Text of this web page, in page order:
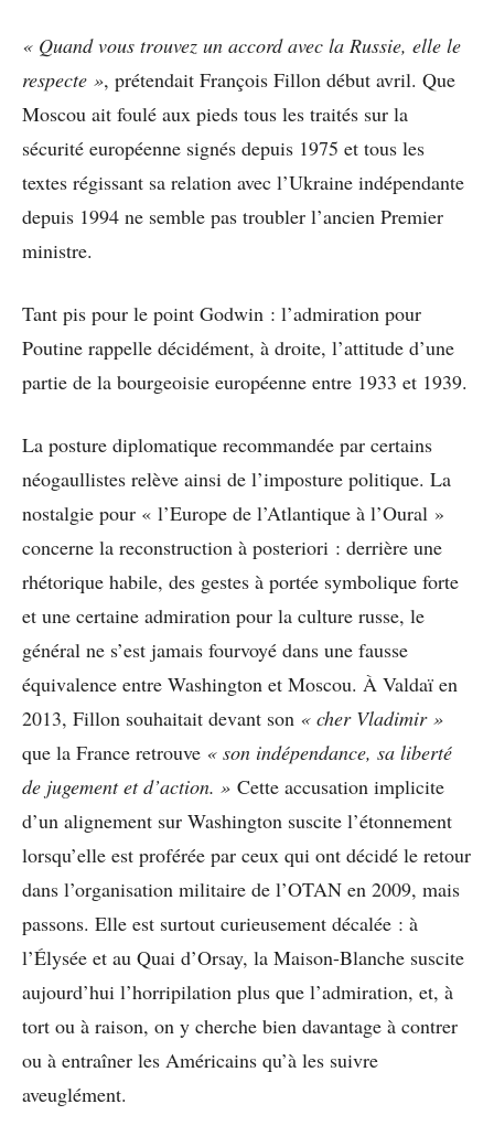
« Quand vous trouvez un accord avec la Russie, elle le
respecte », prétendait François Fillon début avril. Que
Moscou ait foulé aux pieds tous les traités sur la
sécurité européenne signés depuis 1975 et tous les
textes régissant sa relation avec l’Ukraine indépendante
depuis 1994 ne semble pas troubler l’ancien Premier
ministre.
Tant pis pour le point Godwin : l’admiration pour
Poutine rappelle décidément, à droite, l’attitude d’une
partie de la bourgeoisie européenne entre 1933 et 1939.
La posture diplomatique recommandée par certains
néogaullistes relève ainsi de l’imposture politique. La
nostalgie pour « l’Europe de l’Atlantique à l’Oural »
concerne la reconstruction à posteriori : derrière une
rhétorique habile, des gestes à portée symbolique forte
et une certaine admiration pour la culture russe, le
général ne s’est jamais fourvoyé dans une fausse
équivalence entre Washington et Moscou. À Valdaï en
2013, Fillon souhaitait devant son « cher Vladimir »
que la France retrouve « son indépendance, sa liberté
de jugement et d’action. » Cette accusation implicite
d’un alignement sur Washington suscite l’étonnement
lorsqu’elle est proférée par ceux qui ont décidé le retour
dans l’organisation militaire de l’OTAN en 2009, mais
passons. Elle est surtout curieusement décalée : à
l’Élysée et au Quai d’Orsay, la Maison-Blanche suscite
aujourd’hui l’horripilation plus que l’admiration, et, à
tort ou à raison, on y cherche bien davantage à contrer
ou à entraîner les Américains qu’à les suivre
aveuglément.